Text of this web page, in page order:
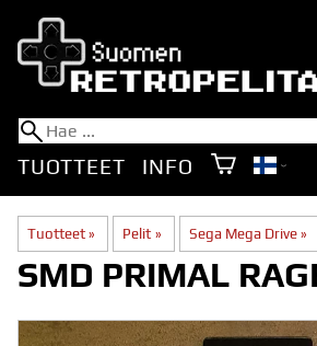
TUOTTEET INFO
Tuotteet ‪» Pelit ‪» Sega Mega Drive ‪»
SMD PRIMAL